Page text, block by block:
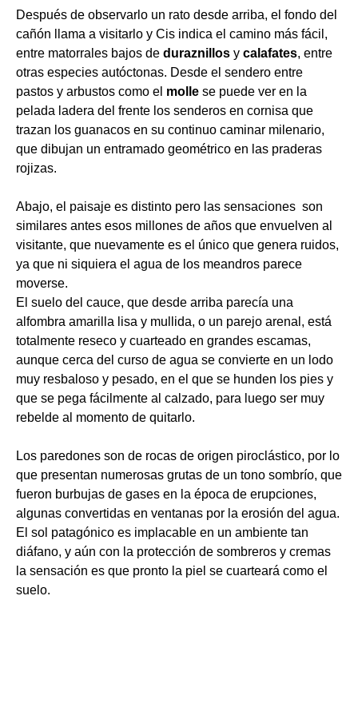
Después de observarlo un rato desde arriba, el fondo del
cañón llama a visitarlo y Cis indica el camino más fácil,
entre matorrales bajos de duraznillos y calafates, entre
otras especies autóctonas. Desde el sendero entre
pastos y arbustos como el molle se puede ver en la
pelada ladera del frente los senderos en cornisa que
trazan los guanacos en su continuo caminar milenario,
que dibujan un entramado geométrico en las praderas
rojizas.
Abajo, el paisaje es distinto pero las sensaciones son
similares antes esos millones de años que envuelven al
visitante, que nuevamente es el único que genera ruidos,
ya que ni siquiera el agua de los meandros parece
moverse.
El suelo del cauce, que desde arriba parecía una
alfombra amarilla lisa y mullida, o un parejo arenal, está
totalmente reseco y cuarteado en grandes escamas,
aunque cerca del curso de agua se convierte en un lodo
muy resbaloso y pesado, en el que se hunden los pies y
que se pega fácilmente al calzado, para luego ser muy
rebelde al momento de quitarlo.
Los paredones son de rocas de origen piroclástico, por lo
que presentan numerosas grutas de un tono sombrío, que
fueron burbujas de gases en la época de erupciones,
algunas convertidas en ventanas por la erosión del agua.
El sol patagónico es implacable en un ambiente tan
diáfano, y aún con la protección de sombreros y cremas
la sensación es que pronto la piel se cuarteará como el
suelo.